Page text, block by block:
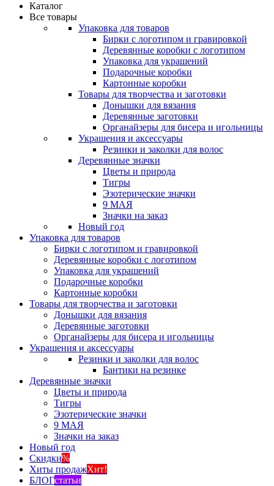
Каталог
Все товары
Упаковка для товаров
Бирки с логотипом и гравировкой
Деревянные коробки с логотипом
Упаковка для украшений
Подарочные коробки
Картонные коробки
Товары для творчества и заготовки
Донышки для вязания
Деревянные заготовки
Органайзеры для бисера и игольницы
Украшения и аксессуары
Резинки и заколки для волос
Деревянные значки
Цветы и природа
Тигры
Эзотерические значки
9 МАЯ
Значки на заказ
Новый год
Упаковка для товаров
Бирки с логотипом и гравировкой
Деревянные коробки с логотипом
Упаковка для украшений
Подарочные коробки
Картонные коробки
Товары для творчества и заготовки
Донышки для вязания
Деревянные заготовки
Органайзеры для бисера и игольницы
Украшения и аксессуары
Резинки и заколки для волос
Бантики на резинке
Деревянные значки
Цветы и природа
Тигры
Эзотерические значки
9 МАЯ
Значки на заказ
Новый год
Скидки%
Хиты продажХит!
БЛОГстатьи